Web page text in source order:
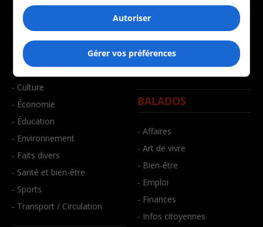
NOUVELLES
- Affaires municipales
- Communauté / Social
- Culture
- Économie
- Éducation
- Environnement
- Faits divers
- Santé et bien-être
- Sports
- Transport / Circulation
MUSIQUE
- Décompte franco
- Joué récemment
BALADOS
- Affaires
- Art de vivre
- Bien-être
- Emploi
- Finances
- Infos citoyennes
Autoriser
Gérer vos préférences